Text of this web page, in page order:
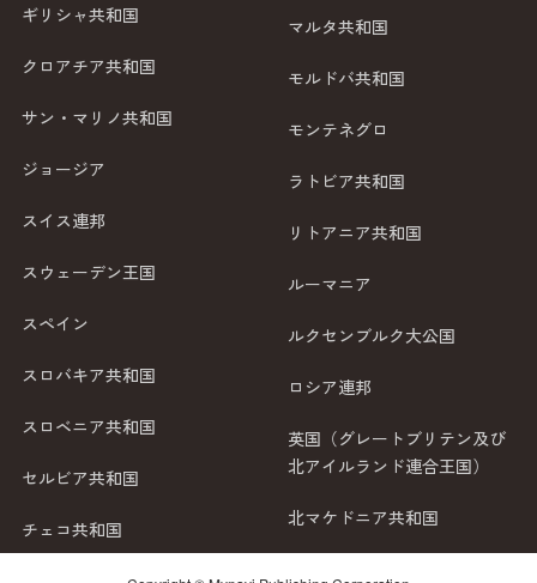
ギリシャ共和国
クロアチア共和国
サン・マリノ共和国
ジョージア
スイス連邦
スウェーデン王国
スペイン
スロバキア共和国
スロベニア共和国
セルビア共和国
チェコ共和国
マルタ共和国
モルドバ共和国
モンテネグロ
ラトビア共和国
リトアニア共和国
ルーマニア
ルクセンブルク大公国
ロシア連邦
英国（グレートブリテン及び
北アイルランド連合王国）
北マケドニア共和国